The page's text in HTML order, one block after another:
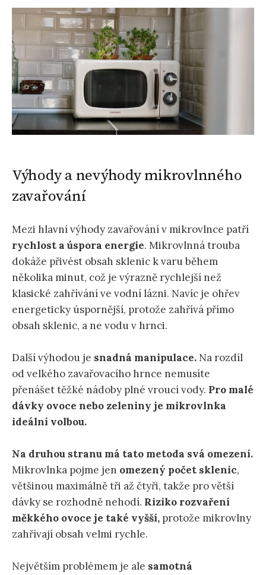
Výhody a nevýhody mikrovlnného
zavařování
Mezi hlavní výhody zavařování v mikrovlnce patří
rychlost a úspora energie. Mikrovlnná trouba
dokáže přivést obsah sklenic k varu během
několika minut, což je výrazně rychlejší než
klasické zahřívání ve vodní lázni. Navíc je ohřev
energeticky úspornější, protože zahřívá přímo
obsah sklenic, a ne vodu v hrnci.
Další výhodou je snadná manipulace. Na rozdíl
od velkého zavařovacího hrnce nemusíte
přenášet těžké nádoby plné vroucí vody. Pro malé
dávky ovoce nebo zeleniny je mikrovlnka
ideální volbou.
Na druhou stranu má tato metoda svá omezení.
Mikrovlnka pojme jen omezený počet sklenic,
většinou maximálně tři až čtyři, takže pro větší
dávky se rozhodně nehodí. Riziko rozvaření
měkkého ovoce je také vyšší, protože mikrovlny
zahřívají obsah velmi rychle.
Největším problémem je ale samotná